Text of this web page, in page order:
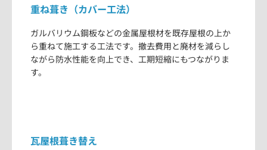
瓦屋根葺き替え
重ね葺き（カバー工法）
ガルバリウム鋼板などの金属屋根材を既存屋根の上か
ら重ねて施工する工法です。撤去費用と廃材を減らし
ながら防水性能を向上でき、工期短縮にもつながりま
す。